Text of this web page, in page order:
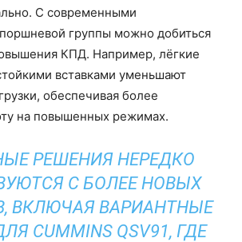
С современными
группы можно добиться
КПД. Например, лёгкие
вставками уменьшают
обеспечивая более
на повышенных режимах.
РЕШЕНИЯ НЕРЕДКО
С БОЛЕЕ НОВЫХ
ВКЛЮЧАЯ ВАРИАНТНЫЕ
CUMMINS QSV91, ГДЕ